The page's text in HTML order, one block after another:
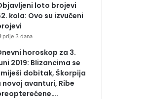
loto brojevi
kola: Ovo su izvučeni
prije 3 dana
horoskop za 3.
2019: Blizancima se
dobitak, Škorpija
novoj avanturi, Ribe